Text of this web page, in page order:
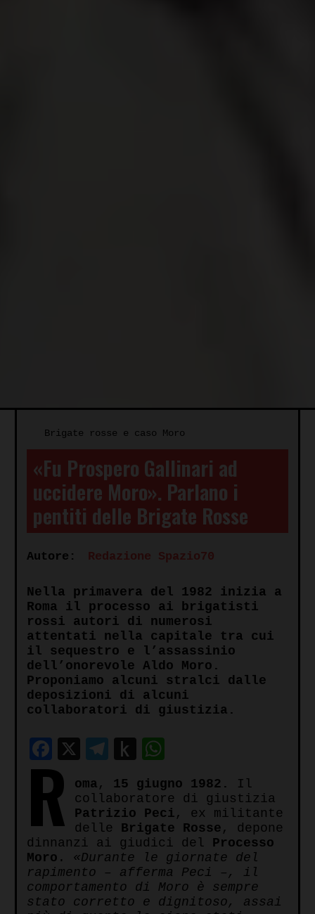
Brigate rosse e caso Moro
«Fu Prospero Gallinari ad
uccidere Moro». Parlano i
pentiti delle Brigate Rosse
Autore: Redazione Spazio70
Nella primavera del 1982 inizia a
Roma il processo ai brigatisti
rossi autori di numerosi
attentati nella capitale tra cui
il sequestro e l’assassinio
dell’onorevole Aldo Moro.
Proponiamo alcuni stralci dalle
deposizioni di alcuni
collaboratori di giustizia.
Facebook
X Telegram
Push
Kindle
R oma , 15 giugno 1982.
Il
collaboratore di giustizia
Patrizio Peci , ex militante
delle Brigate Rosse , depone
dinnanzi ai giudici del Processo
Moro . «Durante le giornate del
rapimento – afferma Peci –, il
comportamento di Moro è sempre
stato corretto e dignitoso, assai